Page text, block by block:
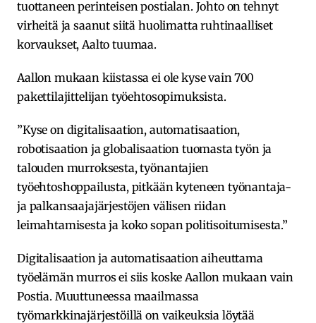
tuottaneen perinteisen postialan. Johto on tehnyt
virheitä ja saanut siitä huolimatta ruhtinaalliset
korvaukset, Aalto tuumaa.
Aallon mukaan kiistassa ei ole kyse vain 700
pakettilajittelijan työehtosopimuksista.
”Kyse on digitalisaation, automatisaation,
robotisaation ja globalisaation tuomasta työn ja
talouden murroksesta, työnantajien
työehtoshoppailusta, pitkään kyteneen työnantaja-
ja palkansaajajärjestöjen välisen riidan
leimahtamisesta ja koko sopan politisoitumisesta.”
Digitalisaation ja automatisaation aiheuttama
työelämän murros ei siis koske Aallon mukaan vain
Postia. Muuttuneessa maailmassa
työmarkkinajärjestöillä on vaikeuksia löytää